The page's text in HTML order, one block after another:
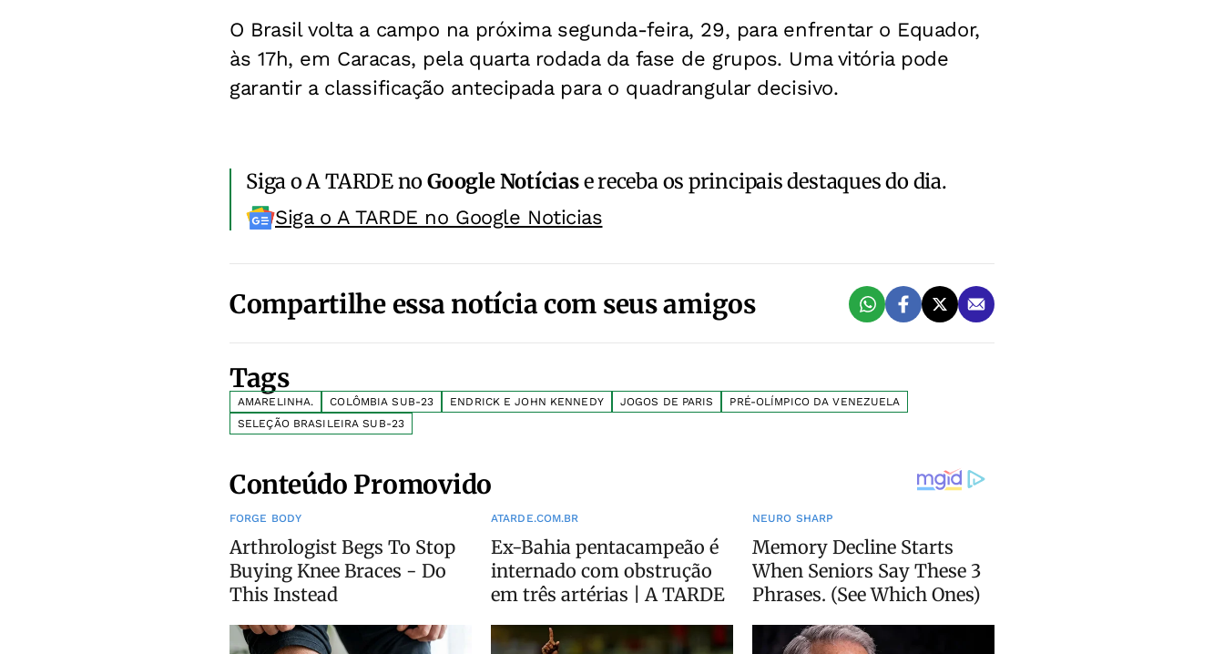
O Brasil volta a campo na próxima segunda-feira, 29, para enfrentar o Equador,
às 17h, em Caracas, pela quarta rodada da fase de grupos. Uma vitória pode
garantir a classificação antecipada para o quadrangular decisivo.
Siga o A TARDE noGoogle Notíciase receba os principais destaques do dia.
Siga o A TARDE no Google Noticias
Compartilhe essa notícia com seus amigos
Tags
AMARELINHA. COLÔMBIA SUB-23 ENDRICK E JOHN KENNEDY JOGOS DE PARIS
PRÉ-OLÍMPICO DA VENEZUELA
SELEÇÃO BRASILEIRA SUB-23